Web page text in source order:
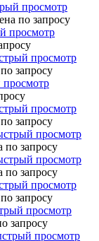
просмотр
по запросу
просмотр
просмотр
запросу
просмотр
запросу
просмотр
по запросу
просмотр
по запросу
просмотр
запросу
просмотр
запросу
просмотр